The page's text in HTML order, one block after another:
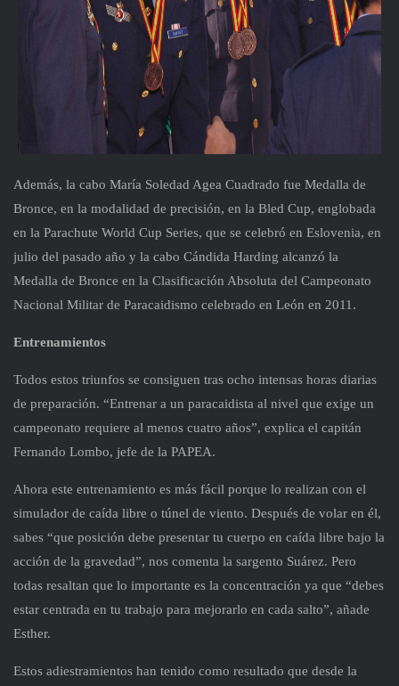
Además, la cabo María Soledad Agea Cuadrado fue Medalla de
Bronce, en la modalidad de precisión, en la Bled Cup, englobada
en la Parachute World Cup Series, que se celebró en Eslovenia, en
julio del pasado año y la cabo Cándida Harding alcanzó la
Medalla de Bronce en la Clasificación Absoluta del Campeonato
Nacional Militar de Paracaidismo celebrado en León en 2011.
Entrenamientos
Todos estos triunfos se consiguen tras ocho intensas horas diarias
de preparación. “Entrenar a un paracaidista al nivel que exige un
campeonato requiere al menos cuatro años”, explica el capitán
Fernando Lombo, jefe de la PAPEA.
Ahora este entrenamiento es más fácil porque lo realizan con el
simulador de caída libre o túnel de viento. Después de volar en él,
sabes “que posición debe presentar tu cuerpo en caída libre bajo la
acción de la gravedad”, nos comenta la sargento Suárez. Pero
todas resaltan que lo importante es la concentración ya que “debes
estar centrada en tu trabajo para mejorarlo en cada salto”, añade
Esther.
Estos adiestramientos han tenido como resultado que desde la